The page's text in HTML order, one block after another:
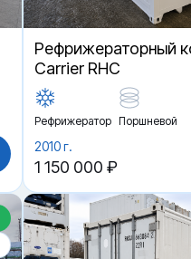
Рефрижераторный
Carrier RHC
Рефрижератор Поршневой
2010 г.
1 150 000 ₽